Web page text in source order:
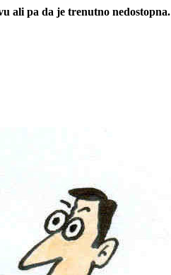
ali pa da je trenutno nedostopna.